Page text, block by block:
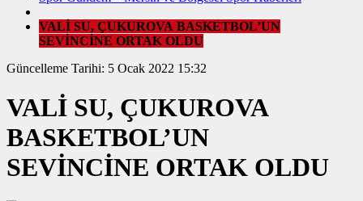
VALİ SU, ÇUKUROVA BASKETBOL’UN
SEVİNCİNE ORTAK OLDU
Güncelleme Tarihi: 5 Ocak 2022 15:32
VALİ SU, ÇUKUROVA
BASKETBOL’UN
SEVİNCİNE ORTAK OLDU